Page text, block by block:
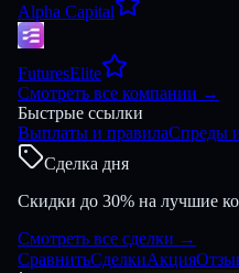
Alpha Capital
FuturesElite
Смотреть все компании →
Быстрые ссылки
Выплаты и правилаСпреды
Сделка дня
Скидки до 30% на лучшие
Смотреть все сделки →
СравнитьСделкиАкция